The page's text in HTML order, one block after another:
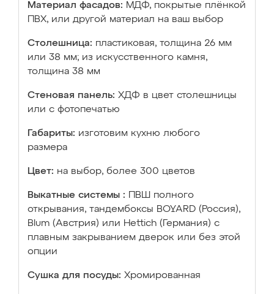
Материал фасадов: МДФ, покрытые плёнкой
ПВХ, или другой материал на ваш выбор
Столешница: пластиковая, толщина 26 мм
или 38 мм; из искусственного камня,
толщина 38 мм
Стеновая панель: ХДФ в цвет столешницы
или с фотопечатью
Габариты: изготовим кухню любого
размера
Цвет: на выбор, более 300 цветов
Выкатные системы :
ПВШ полного
открывания, тандембоксы BOYARD (Россия),
Blum (Австрия) или Hettich (Германия) с
плавным закрыванием дверок или без этой
опции
Сушка для посуды: Хромированная